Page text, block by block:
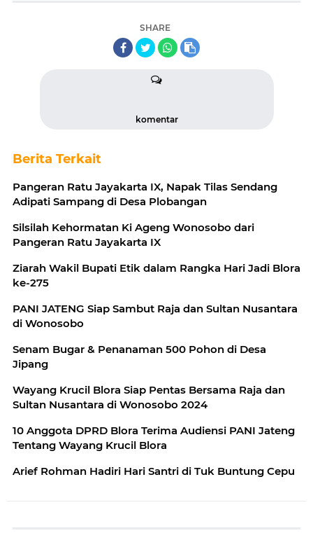
SHARE
komentar
Berita Terkait
Pangeran Ratu Jayakarta IX, Napak Tilas Sendang
Adipati Sampang di Desa Plobangan
Silsilah Kehormatan Ki Ageng Wonosobo dari
Pangeran Ratu Jayakarta IX
Ziarah Wakil Bupati Etik dalam Rangka Hari Jadi Blora
ke-275
PANI JATENG Siap Sambut Raja dan Sultan Nusantara
di Wonosobo
Senam Bugar & Penanaman 500 Pohon di Desa
Jipang
Wayang Krucil Blora Siap Pentas Bersama Raja dan
Sultan Nusantara di Wonosobo 2024
10 Anggota DPRD Blora Terima Audiensi PANI Jateng
Tentang Wayang Krucil Blora
Arief Rohman Hadiri Hari Santri di Tuk Buntung Cepu